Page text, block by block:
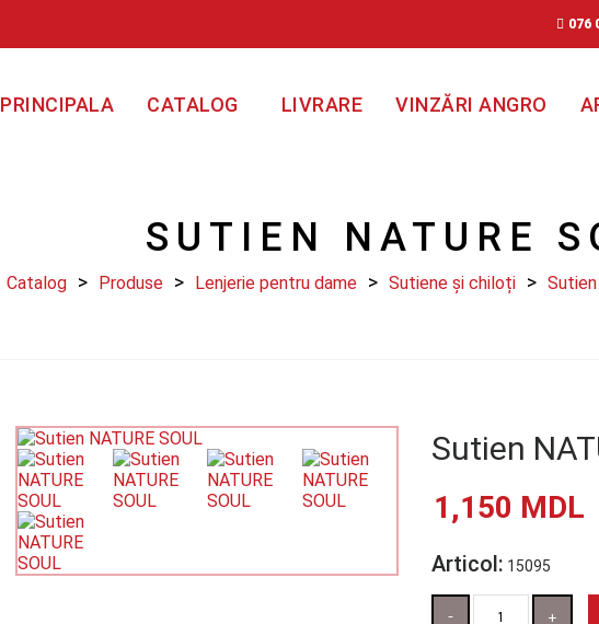
076
PRINCIPALA CATALOG LIVRARE VINZĂRI ANGRO
SUTIEN NATURE
Catalog Produse Lenjerie pentru dame Sutiene și chiloți
Sutien
1,150 MDL
Articol: 15095
Cantitate